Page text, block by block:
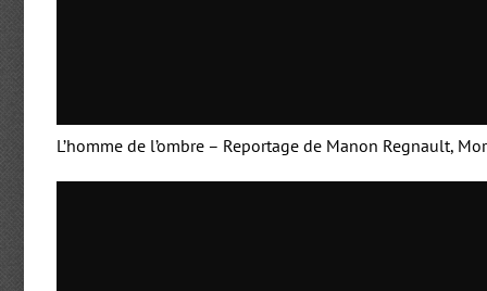
L’homme de l’ombre – Reportage de Manon Regnault,